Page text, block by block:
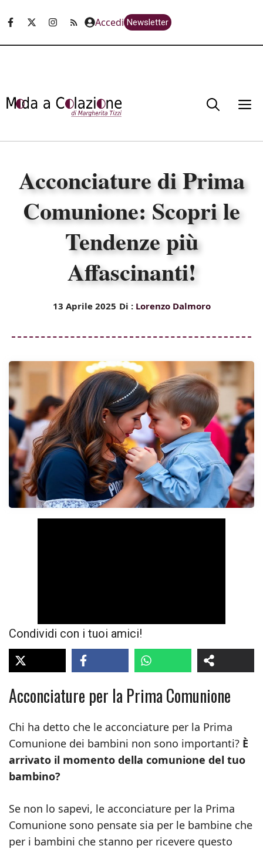
Accedi Newsletter
Acconciature di Prima
Comunione: Scopri le
Tendenze più
Affascinanti!
13 Aprile 2025 Di : Lorenzo Dalmoro
Condividi con i tuoi amici!
Acconciature per la Prima Comunione
Chi ha detto che le acconciature per la Prima
Comunione dei bambini non sono importanti? È
arrivato il momento della comunione del tuo
bambino?
Se non lo sapevi, le acconciature per la Prima
Comunione sono pensate sia per le bambine che
per i bambini che stanno per ricevere questo